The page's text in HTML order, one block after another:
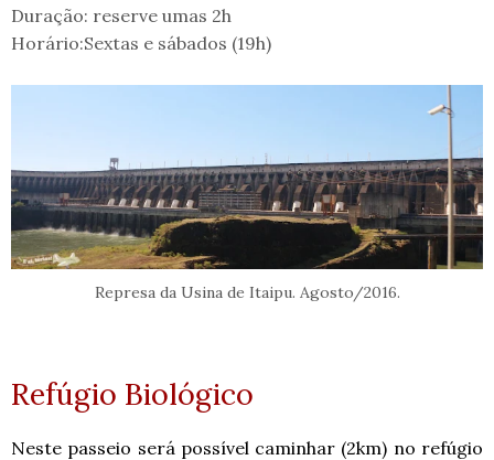
Duração: reserve umas 2h
Horário:Sextas e sábados (19h)
Represa da Usina de Itaipu. Agosto/2016.
Refúgio Biológico
Neste passeio será possível caminhar (2km) no refúgio